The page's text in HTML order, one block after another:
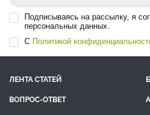
Подписываясь на рассылку, я
персональных данных.
С Политикой
ЛЕНТА СТАТЕЙ
ВОПРОС-ОТВЕТ